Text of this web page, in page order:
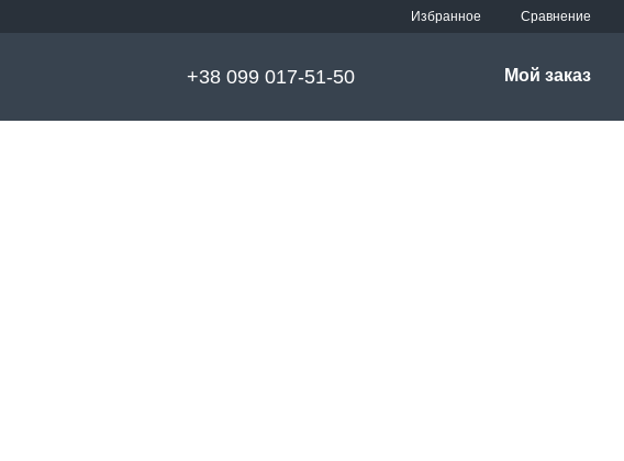
Избранное Сравнение
+38 099 017-51-50 Мой заказ